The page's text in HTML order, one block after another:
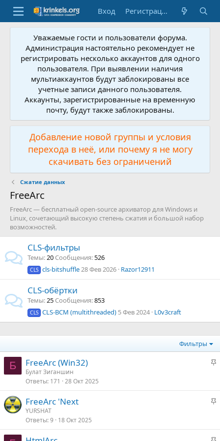
Вход Регистрация
Уважаемые гости и пользователи форума.
Администрация настоятельно рекомендует не
регистрировать несколько аккаунтов для одного
пользователя. При выявлении наличия
мультиаккаунтов будут заблокированы все
учетные записи данного пользователя.
Аккаунты, зарегистрированные на временную
почту, будут также заблокированы.
Добавление новой группы и условия
перехода в неё, или почему я не могу
скачивать без ограничений
Сжатие данных
FreeArc
FreeArc — бесплатный open-source архиватор для Windows и
Linux, сочетающий высокую степень сжатия и большой набор
возможностей.
CLS-фильтры
Темы 20 Сообщения 526
CLS cls-bitshuffle28 Фев 2026 Razor12911
CLS-обёртки
Темы 25 Сообщения 853
CLS CLS-BCM (multithreaded) 5 Фев 2024 L0v3craft
Фильтры
Б
З
р
е
FreeArc (Win32)
Булат Зиганшин
Ответы 171 28 Окт 2025
З
р
FreeArc 'Next
YURSHAT
Ответы 9 18 Окт 2025
З